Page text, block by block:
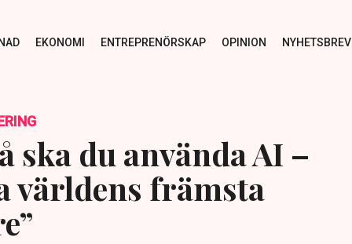
EKONOMI ENTREPRENÖRSKAP OPINION NYHETSBREV
ska du använda AI –
världens främsta